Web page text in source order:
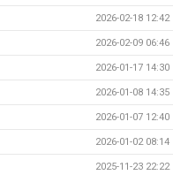
2026-02-18 12:42
2026-02-09 06:46
2026-01-17 14:30
2026-01-08 14:35
2026-01-07 12:40
2026-01-02 08:14
2025-11-23 22:22